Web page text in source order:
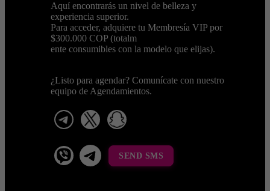
Aquí encontrarás un nivel de belleza y
experiencia superior.
Para acceder, adquiere tu Membresía VIP por
$300.000 COP (totalm
ente consumibles con la modelo que elijas).
¿Listo para agendar? Comunícate con nuestro
equipo de Agendamientos.
telegram
viber Telegram La Celestina
SEND SMS